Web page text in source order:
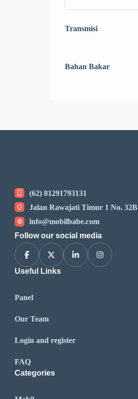
Transmisi
Bahan Bakar
(62) 81291793131
Jalan Rawajati Timur 1 No. 32B
info@mobilbabe.com
Follow our social media
Useful Links
Panel
Our Team
Login and register
FAQ
Categories